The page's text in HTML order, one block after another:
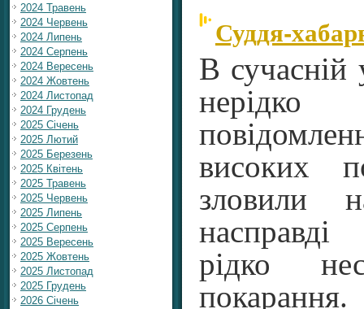
2024 Травень
2024 Червень
2024 Липень
2024 Серпень
2024 Вересень
2024 Жовтень
2024 Листопад
2024 Грудень
2025 Січень
2025 Лютий
2025 Березень
2025 Квітень
2025 Травень
2025 Червень
2025 Липень
2025 Серпень
2025 Вересень
2025 Жовтень
2025 Листопад
2025 Грудень
2026 Січень
Суддя-
В сучасній
нерідко
високих
зловили
рідко
покарання.